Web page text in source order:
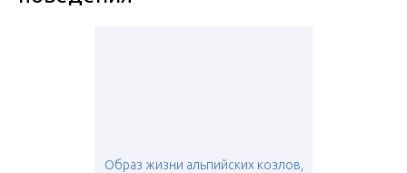
Образ жизни альпийских козлов,